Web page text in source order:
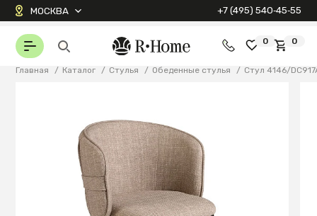
МОСКВА +7 (495) 540‑45‑55
0 0
Главная / Каталог / Стулья / Обеденные стулья / Стул 4146/